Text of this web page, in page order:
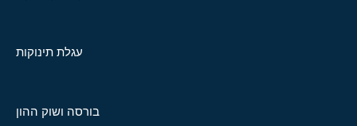
עגלת תינוקות
בורסה ושוק ההון